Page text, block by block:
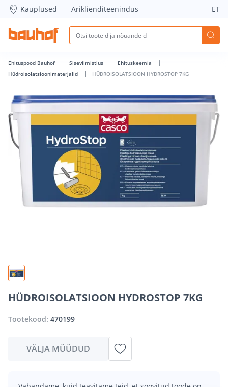
HÜDROISOLATSIOON HYDROSTOP 7KG - Bauhof has loaded
Kauplused Äriklienditeenindus ET
Ehituspood Bauhof Siseviimistlus
Ehituskeemia
Hüdroisolatsioonimaterjalid
HÜDROISOLATSIOON HYDROSTOP 7KG
HÜDROISOLATSIOON HYDROSTOP 7KG
Tootekood: 470199
VÄLJA MÜÜDUD